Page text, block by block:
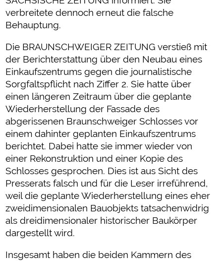
verbreitete dennoch erneut die falsche
Behauptung.
Die BRAUNSCHWEIGER ZEITUNG verstieß mit
der Berichterstattung über den Neubau eines
Einkaufszentrums gegen die journalistische
Sorgfaltspflicht nach Ziffer 2. Sie hatte über
einen längeren Zeitraum über die geplante
Wiederherstellung der Fassade des
abgerissenen Braunschweiger Schlosses vor
einem dahinter geplanten Einkaufszentrums
berichtet. Dabei hatte sie immer wieder von
einer Rekonstruktion und einer Kopie des
Schlosses gesprochen. Dies ist aus Sicht des
Presserats falsch und für die Leser irreführend,
weil die geplante Wiederherstellung eines eher
zweidimensionalen Bauobjekts tatsachenwidrig
als dreidimensionaler historischer Baukörper
dargestellt wird.
Insgesamt haben die beiden Kammern des